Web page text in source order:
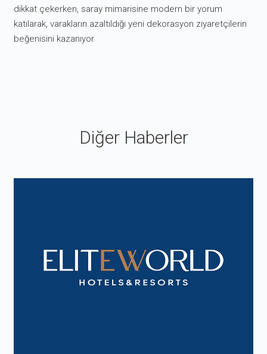
dikkat çekerken, saray mimarisine modern bir yorum
katılarak, varakların azaltıldığı yeni dekorasyon ziyaretçilerin
beğenisini kazanıyor.
Diğer Haberler